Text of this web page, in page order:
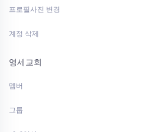
프로필사진 변경
계정 삭제
영세교회
멤버
그룹